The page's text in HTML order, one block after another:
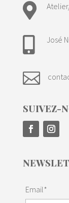

 José

SUIVEZ-
Email*